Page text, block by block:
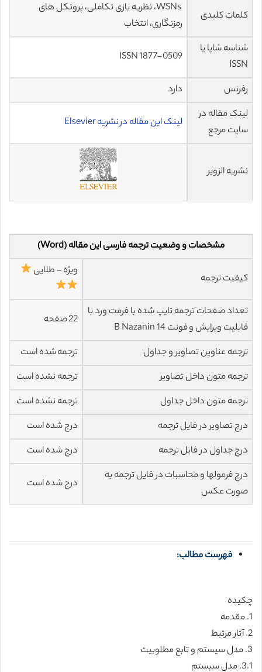
کلمات کلیدی
WSNs، نظریه بازی تکاملی، پروتکل های
رمزنگاری، انتخاب
شناسه شاپا یا
ISSN
ISSN 1877-0509
رفرنس
دارد
لینک مقاله در
سایت مرجع
لینک این مقاله در نشریه Elsevier
نشریه الزویر
مشخصات و وضعیت ترجمه فارسی این مقاله (Word)
کیفیت ترجمه
ویژه – طلایی
تعداد صفحات ترجمه تایپ شده با فرمت ورد با
قابلیت ویرایش و فونت 14 B Nazanin
22 صفحه
ترجمه عناوین تصاویر و جداول
ترجمه شده است
ترجمه متون داخل تصاویر
ترجمه نشده است
ترجمه متون داخل جداول
ترجمه نشده است
درج تصاویر در فایل ترجمه
درج شده است
درج جداول در فایل ترجمه
درج شده است
درج فرمولها و محاسبات در فایل ترجمه به
صورت عکس
درج شده است
فهرست مطالب:
چکیده
1. مقدمه
2. آثار مرتبط
3. مدل سیستم و تابع مطلوبیت
3.1. مدل سیستم